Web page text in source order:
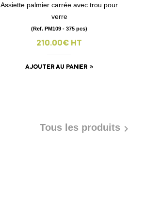
visibility
Assiette palmier carrée avec trou pour
verre
(Ref. PM109 - 375 pcs)
210.00€ HT
AJOUTER AU PANIER
Tous les produits 